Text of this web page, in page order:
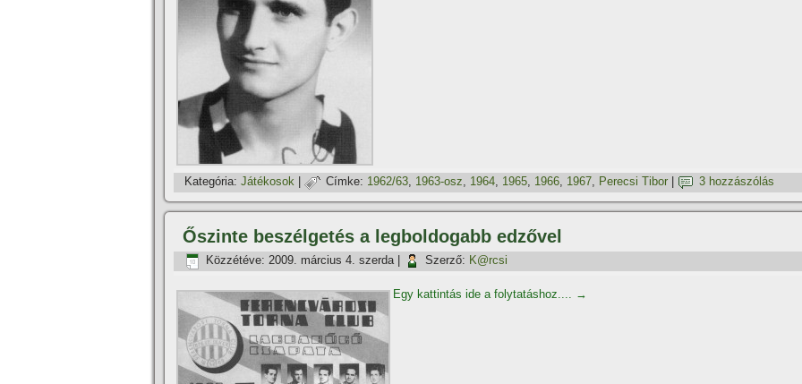
Kategória: Játékosok Címke: 1962/63, 1963-osz, 1964, 1965, 1966, 1967, Perecsi Tibor 3 hozzászólás
Őszinte beszélgetés a legboldogabb edzővel
Közzétéve: 2009. március 4. szerda| Szerző: K@rcsi
Egy kattintás ide a folytatáshoz.... →